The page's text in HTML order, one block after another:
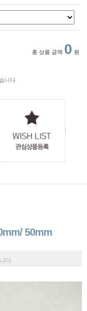
총 상품 금액 0 원
니다
50mm
다